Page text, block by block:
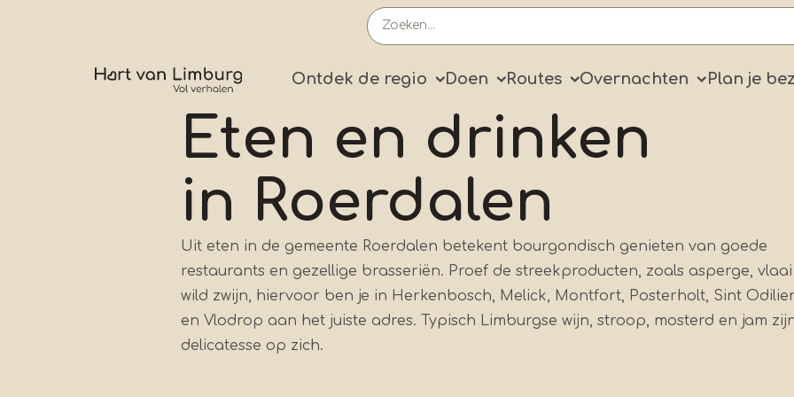
Primary
Ontdek de regio Doen Routes Overnachten Plan je
Eten en drinken
in Roerdalen
Uit eten in de gemeente Roerdalen betekent bourgondisch genieten van goede
restaurants en gezellige brasseriën. Proef de streekproducten, zoals asperge,
wild zwijn, hiervoor ben je in Herkenbosch, Melick, Montfort, Posterholt, Sint
en Vlodrop aan het juiste adres. Typisch Limburgse wijn, stroop, mosterd en jam
delicatesse op zich.